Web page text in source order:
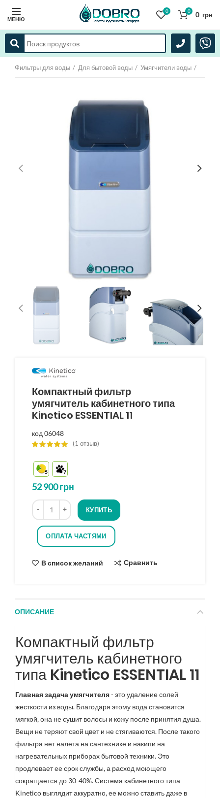
МЕНЮ
0 0 0 грн
Фильтры для воды Для бытовой воды Умягчители воды
Компактный фильтр
умягчитель кабинетного типа
Kinetico ESSENTIAL 11
код 06048
(1 отзыв)
5 7
52 900грн
Количество
КУПИТЬ
ОПЛАТА ЧАСТЯМИ
В список желаний Сравнить
ОПИСАНИЕ
Компактный фильтр
умягчитель кабинетного
типа Kinetico ESSENTIAL 11
Главная задача умягчителя- это удаление солей
жесткости из воды. Благодаря этому вода становится
мягкой, она не сушит волосы и кожу после принятия душа.
Вещи не теряют свой цвет и не стягиваются. После такого
фильтра нет налета на сантехнике и накипи на
нагревательных приборах бытовой техники. Это
продлевает ее срок службы, а расход моющего
сокращается до 30-40%.Система кабинетного типа
Kinetico выглядит аккуратно, ее можно ставить даже в